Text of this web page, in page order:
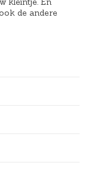
de andere